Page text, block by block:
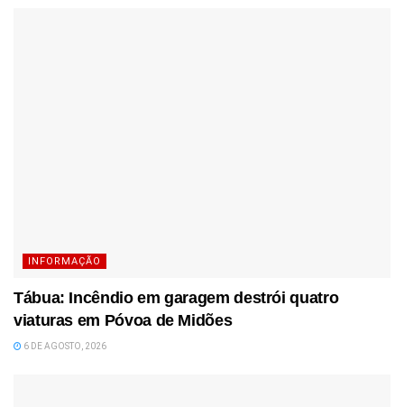
INFORMAÇÃO
Tábua: Incêndio em garagem destrói quatro
viaturas em Póvoa de Midões
6 DE AGOSTO, 2026